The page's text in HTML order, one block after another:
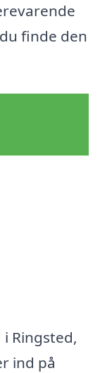
finde den
Ringsted,
ind på